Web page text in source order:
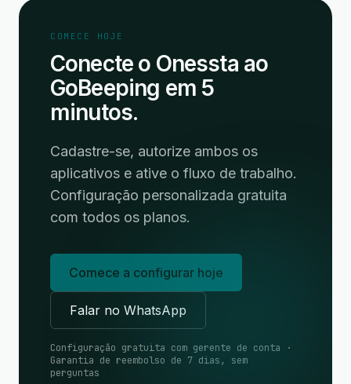
COMECE HOJE
Conecte o Onessta ao
GoBeeping em 5
minutos.
Cadastre-se, autorize ambos os
aplicativos e ative o fluxo de trabalho.
Configuração personalizada gratuita
com todos os planos.
Comece a configurar hoje
Falar no WhatsApp
Configuração gratuita com gerente de conta ·
Garantia de reembolso de 7 dias, sem
perguntas